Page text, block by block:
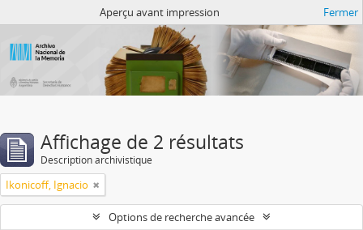
Aperçu avant impression Fermer
Affichage de 2 résultats
Description archivistique
Ikonicoff, Ignacio
Options de recherche avancée